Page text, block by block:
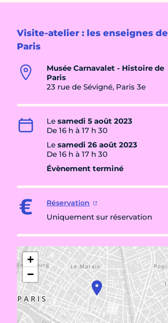
Visite-atelier : les enseignes de
Paris
Musée Carnavalet - Histoire de
Paris
23 rue de Sévigné, Paris 3e
Le samedi 5 août 2023
De 16 h à 17 h 30
Le samedi 26 août 2023
De 16 h à 17 h 30
Évènement terminé
Réservation
Uniquement sur réservation
+
−